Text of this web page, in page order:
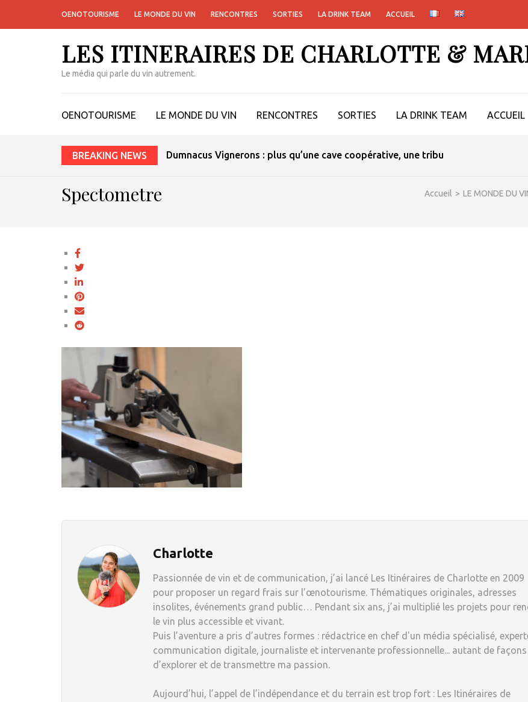
OENOTOURISME LE MONDE DU VIN RENCONTRES SORTIES LA DRINK TEAM ACCUEIL
LES ITINERAIRES DE CHARLOTTE &
Le média qui parle du vin autrement.
OENOTOURISME LE MONDE DU VIN RENCONTRES SORTIES LA DRINK TEAM ACCUEIL
BREAKING NEWS Dumnacus Vignerons : plus qu’une cave coopérative, une tribu
Accueil > LE MONDE DU
Spectometre
Charlotte
Passionnée de vin et de communication, j’ai lancé Les Itinéraires de Charlotte en 2009
pour proposer un regard frais sur l’œnotourisme. Thématiques originales, adresses
insolites, événements grand public… Pendant six ans, j’ai multiplié les projets pour
le vin plus accessible et vivant.
Puis l’aventure a pris d’autres formes : rédactrice en chef d'un média spécialisé,
communication digitale, journaliste et intervenante professionnelle... autant de façons
d’explorer et de transmettre ma passion.
Aujourd’hui, l’appel de l’indépendance et du terrain est trop fort : Les Itinéraires de